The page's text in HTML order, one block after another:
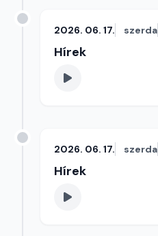
2026. 06. 17. szerda
Hírek
2026. 06. 17. szerda
Hírek